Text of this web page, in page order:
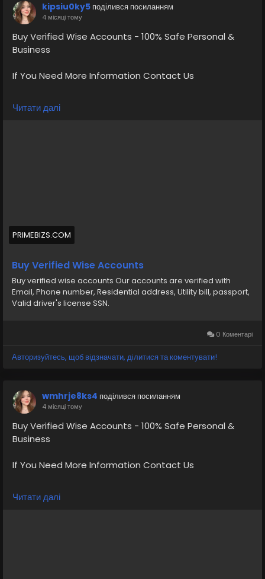
kipsiu0ky5 поділився посиланням
4 місяці тому
Buy Verified Wise Accounts - 100% Safe Personal &
Business
If You Need More Information Contact Us
💠⫸Telegram: EkPrime
💠⫸Whatsapp: +1 (870) 202-4958
Buy verified wise accounts from us Our accounts are
verified, Phone number, Residential address, Utility bill,
passport, Valid driver s license SSN
https://primebizs.com/product/buy-verified-wise-
Читати далі
PRIMEBIZS.COM
Buy Verified Wise Accounts
Buy verified wise accounts Our accounts are verified with
Email, Phone number, Residential address, Utility bill, passport,
Valid driver's license SSN.
0 Коментарі
Авторизуйтесь, щоб відзначати, ділитися та коментувати!
wmhrje8ks4 поділився посиланням
4 місяці тому
Buy Verified Wise Accounts - 100% Safe Personal &
Business
If You Need More Information Contact Us
💠⫸Telegram: EkPrime
💠⫸Whatsapp: +1 (870) 202-4958
Читати далі